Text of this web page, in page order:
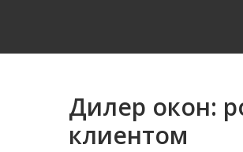
Дилер окон:
клиентом